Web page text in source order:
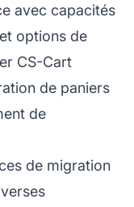
avec capacités
options de
CS-Cart
de paniers
de
de migration